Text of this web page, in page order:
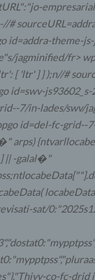
#
id=addra-theme-
jagminified/fr>
[ 'ltr' ] } );n//#
id=swv-js93602_s-
7/in-lades/swv/
id=del-fc-grid--
arps)
] || -galal�"
sat/
co-fc-drid